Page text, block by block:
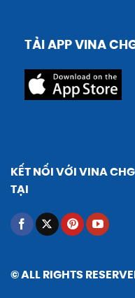
TẢI APP VINA
KẾT NỐI VỚI VINA CHG
TẠI
© ALL RIGHTS